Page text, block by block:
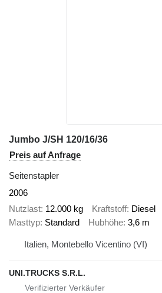
Jumbo J/SH 120/16/36
Preis auf Anfrage
Seitenstapler
2006
Nutzlast 12.000 kg Kraftstoff Diesel
Masttyp Standard Hubhöhe 3,6 m
Italien, Montebello Vicentino (VI)
UNI.TRUCKS S.R.L.